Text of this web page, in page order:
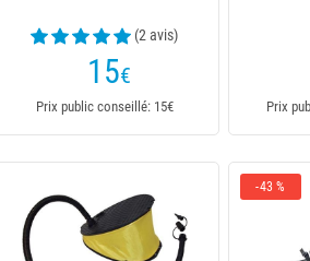
(2 avis)
15€
Prix public conseillé: 15€ Prix
-43 %